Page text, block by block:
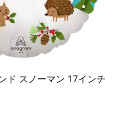
ド スノーマン 17インチ